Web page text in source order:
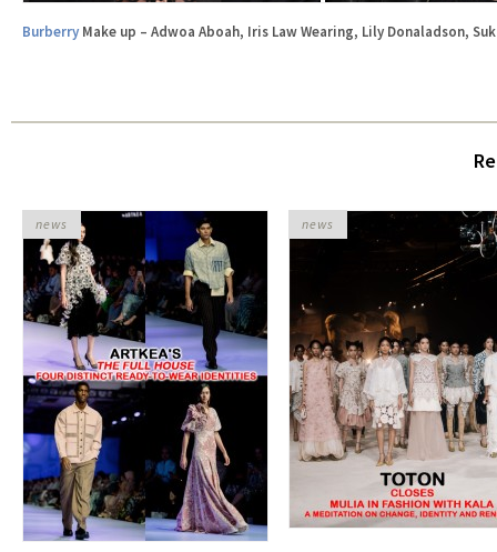
Burberry Make up – Adwoa Aboah, Iris Law Wearing, Lily Donaladson,
news news